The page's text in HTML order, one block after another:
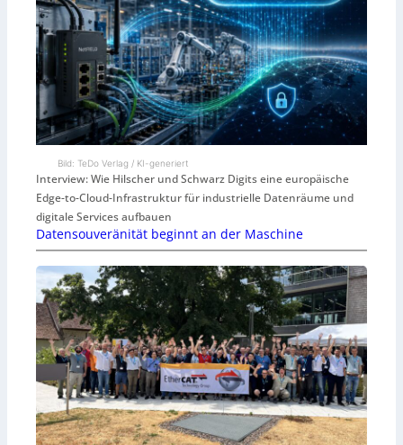
Bild: TeDo Verlag / KI-generiert
Interview: Wie Hilscher und Schwarz Digits eine europäische
Edge-to-Cloud-Infrastruktur für industrielle Datenräume und
digitale Services aufbauen
Datensouveränität beginnt an der Maschine